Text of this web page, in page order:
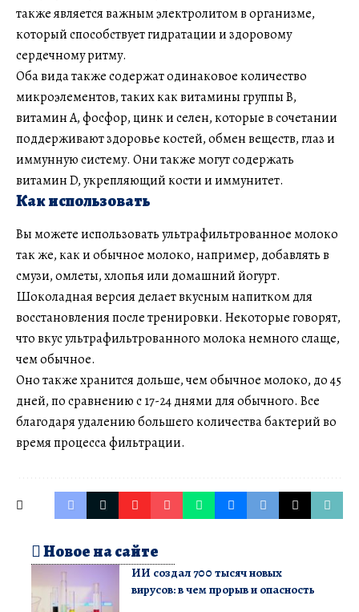
также является важным электролитом в организме,
который способствует гидратации и здоровому
сердечному ритму.
Оба вида также содержат одинаковое количество
микроэлементов, таких как витамины группы В,
витамин А, фосфор, цинк и селен, которые в сочетании
поддерживают здоровье костей, обмен веществ, глаз и
иммунную систему. Они также могут содержать
витамин D, укрепляющий кости и иммунитет.
Как использовать
Вы можете использовать ультрафильтрованное молоко
так же, как и обычное молоко, например, добавлять в
смузи, омлеты, хлопья или домашний йогурт.
Шоколадная версия делает вкусным напитком для
восстановления после тренировки. Некоторые говорят,
что вкус ультрафильтрованного молока немного слаще,
чем обычное.
Оно также хранится дольше, чем обычное молоко, до 45
дней, по сравнению с 17-24 днями для обычного. Все
благодаря удалению большего количества бактерий во
время процесса фильтрации.
Новое на сайте
ИИ создал 700 тысяч новых
вирусов: в чем прорыв и опасность